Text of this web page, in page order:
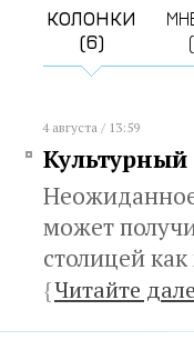
КОЛОНКИ
(6)
4 августа / 13:59
Культурный
может
столицей
{Читайте